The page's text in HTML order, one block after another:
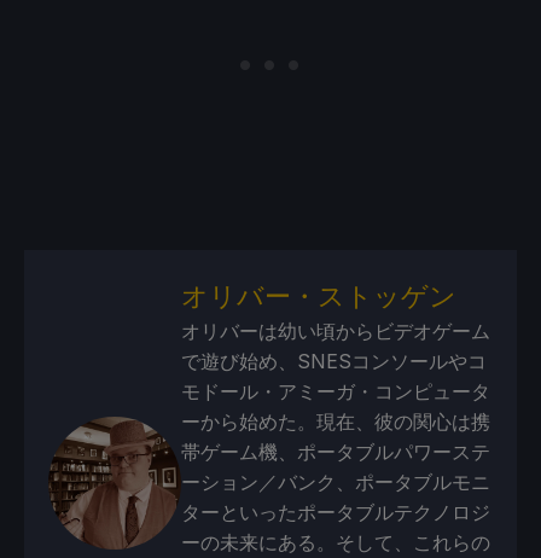
オリバー・ストッゲン
オリバーは幼い頃からビデオゲーム
で遊び始め、SNESコンソールやコ
モドール・アミーガ・コンピュータ
ーから始めた。現在、彼の関心は携
帯ゲーム機、ポータブルパワーステ
ーション／バンク、ポータブルモニ
ターといったポータブルテクノロジ
ーの未来にある。そして、これらの